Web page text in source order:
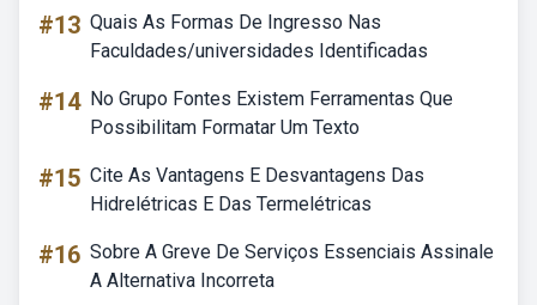
#13 Quais As Formas De Ingresso Nas
Faculdades/universidades Identificadas
#14 No Grupo Fontes Existem Ferramentas Que
Possibilitam Formatar Um Texto
#15 Cite As Vantagens E Desvantagens Das
Hidrelétricas E Das Termelétricas
#16 Sobre A Greve De Serviços Essenciais Assinale
A Alternativa Incorreta